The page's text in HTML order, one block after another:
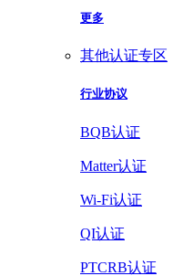
更多
其他认证专区
行业协议
BQB认证
Matter认证
Wi-Fi认证
QI认证
PTCRB认证